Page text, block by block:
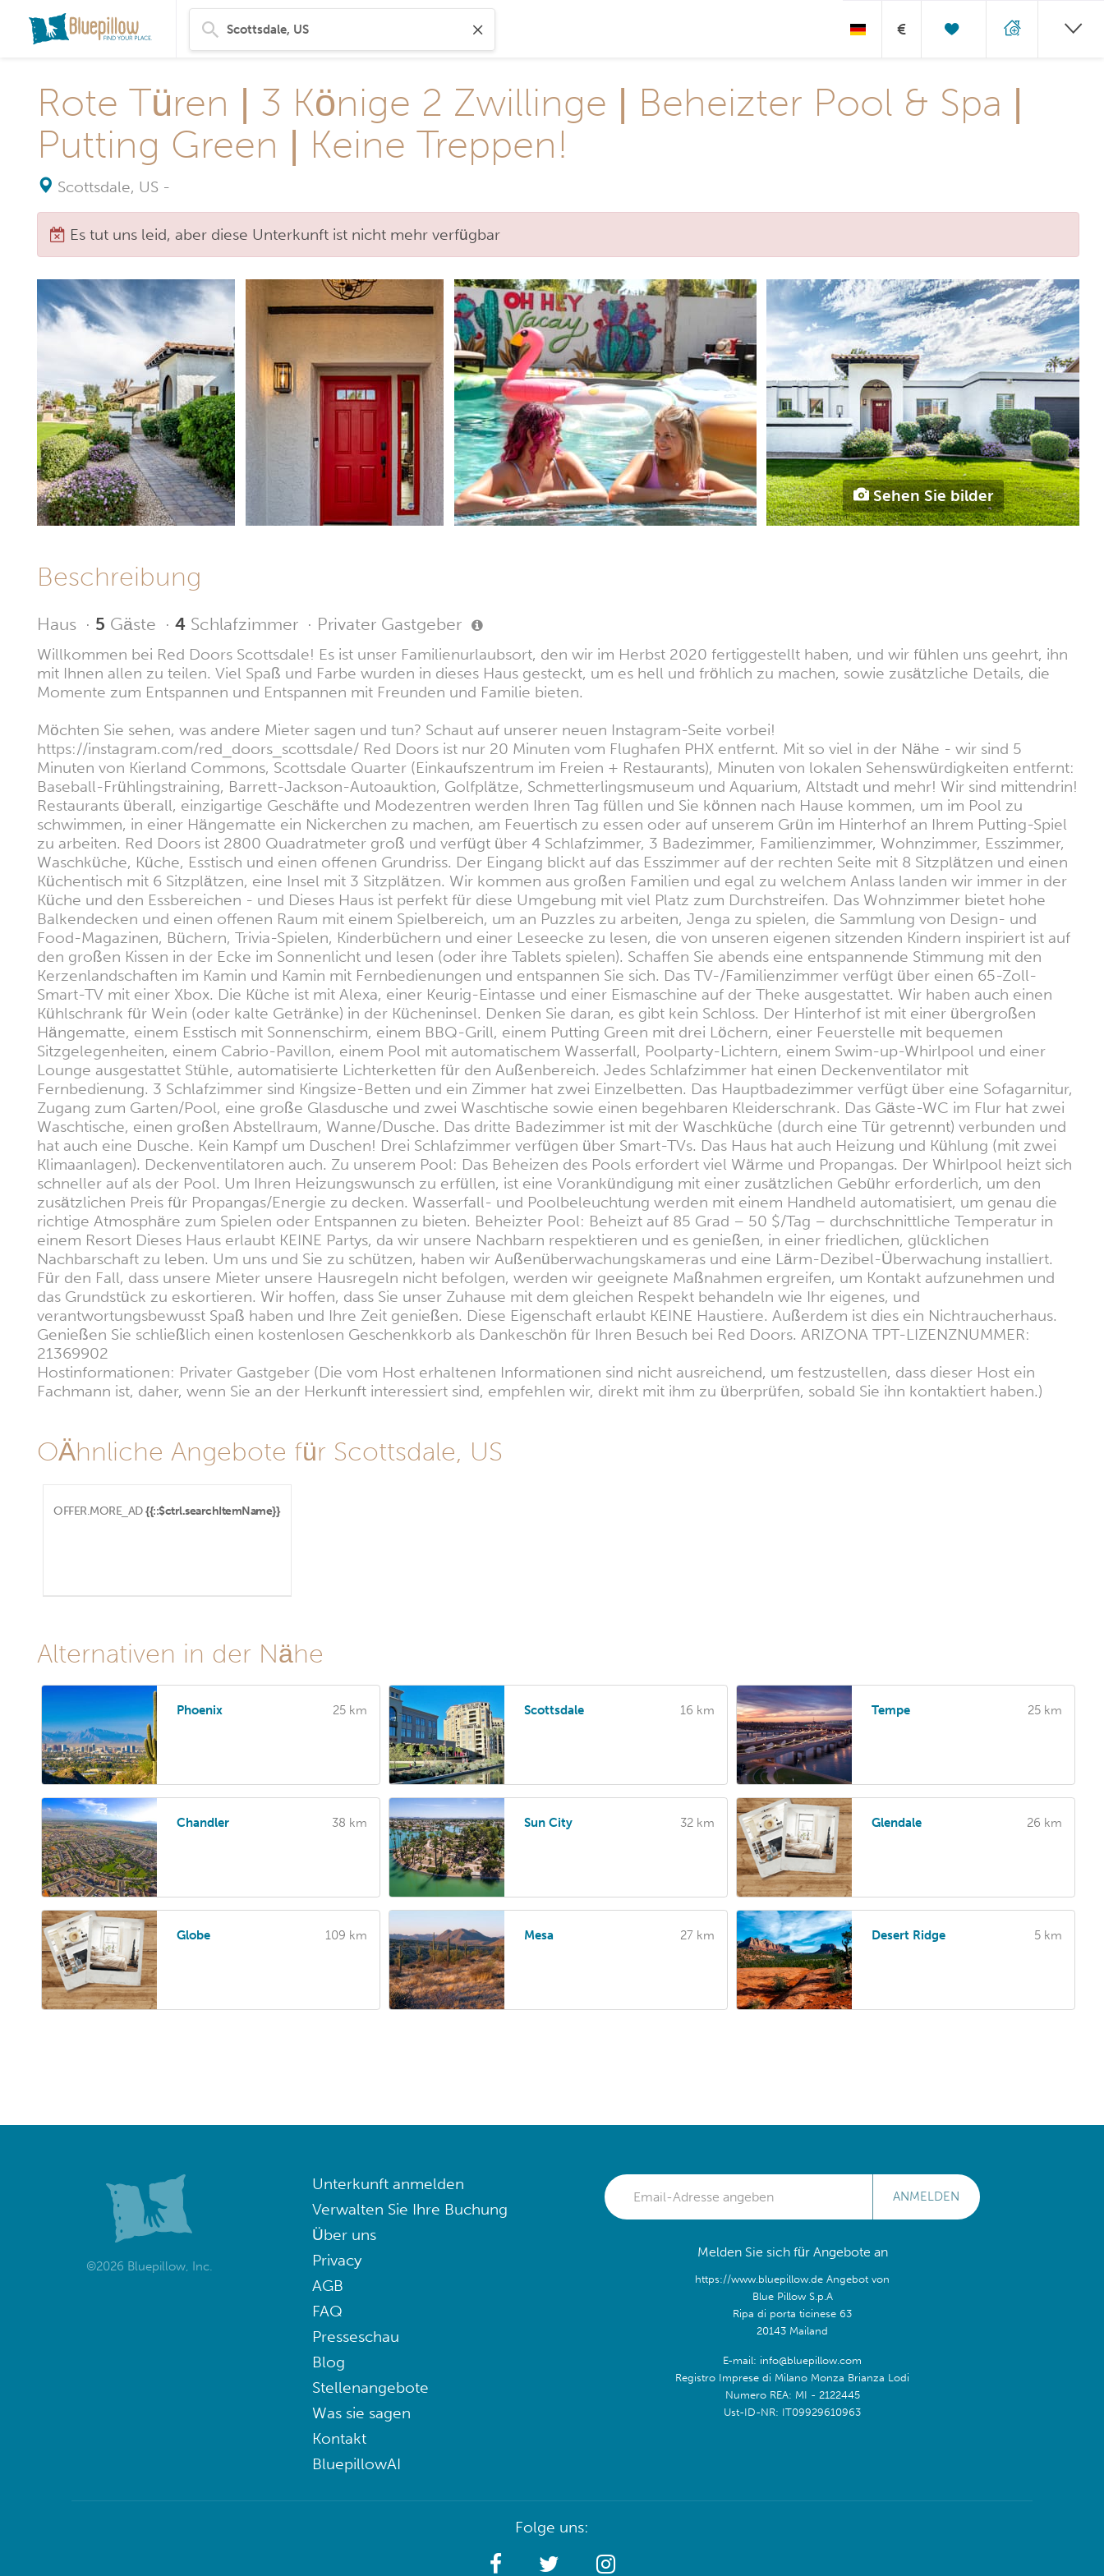
€
Rote Türen | 3 Könige 2 Zwillinge | Beheizter Pool & Spa |
Putting Green | Keine Treppen!
Scottsdale, US -
Es tut uns leid, aber diese Unterkunft ist nicht mehr verfügbar
Sehen Sie bilder
Beschreibung
Haus · 5 Gäste · 4 Schlafzimmer · Privater Gastgeber
Willkommen bei Red Doors Scottsdale! Es ist unser Familienurlaubsort, den wir im Herbst 2020 fertiggestellt haben, und wir fühlen uns geehrt, ihn
mit Ihnen allen zu teilen. Viel Spaß und Farbe wurden in dieses Haus gesteckt, um es hell und fröhlich zu machen, sowie zusätzliche Details, die
Momente zum Entspannen und Entspannen mit Freunden und Familie bieten.
Möchten Sie sehen, was andere Mieter sagen und tun? Schaut auf unserer neuen Instagram-Seite vorbei!
https://instagram.com/red_doors_scottsdale/ Red Doors ist nur 20 Minuten vom Flughafen PHX entfernt. Mit so viel in der Nähe - wir sind 5
Minuten von Kierland Commons, Scottsdale Quarter (Einkaufszentrum im Freien + Restaurants), Minuten von lokalen Sehenswürdigkeiten entfernt:
Baseball-Frühlingstraining, Barrett-Jackson-Autoauktion, Golfplätze, Schmetterlingsmuseum und Aquarium, Altstadt und mehr! Wir sind mittendrin!
Restaurants überall, einzigartige Geschäfte und Modezentren werden Ihren Tag füllen und Sie können nach Hause kommen, um im Pool zu
schwimmen, in einer Hängematte ein Nickerchen zu machen, am Feuertisch zu essen oder auf unserem Grün im Hinterhof an Ihrem Putting-Spiel
zu arbeiten. Red Doors ist 2800 Quadratmeter groß und verfügt über 4 Schlafzimmer, 3 Badezimmer, Familienzimmer, Wohnzimmer, Esszimmer,
Waschküche, Küche, Esstisch und einen offenen Grundriss. Der Eingang blickt auf das Esszimmer auf der rechten Seite mit 8 Sitzplätzen und einen
Küchentisch mit 6 Sitzplätzen, eine Insel mit 3 Sitzplätzen. Wir kommen aus großen Familien und egal zu welchem Anlass landen wir immer in der
Küche und den Essbereichen - und Dieses Haus ist perfekt für diese Umgebung mit viel Platz zum Durchstreifen. Das Wohnzimmer bietet hohe
Balkendecken und einen offenen Raum mit einem Spielbereich, um an Puzzles zu arbeiten, Jenga zu spielen, die Sammlung von Design- und
Food-Magazinen, Büchern, Trivia-Spielen, Kinderbüchern und einer Leseecke zu lesen, die von unseren eigenen sitzenden Kindern inspiriert ist auf
den großen Kissen in der Ecke im Sonnenlicht und lesen (oder ihre Tablets spielen). Schaffen Sie abends eine entspannende Stimmung mit den
Kerzenlandschaften im Kamin und Kamin mit Fernbedienungen und entspannen Sie sich. Das TV-/Familienzimmer verfügt über einen 65-Zoll-
Smart-TV mit einer Xbox. Die Küche ist mit Alexa, einer Keurig-Eintasse und einer Eismaschine auf der Theke ausgestattet. Wir haben auch einen
Kühlschrank für Wein (oder kalte Getränke) in der Kücheninsel. Denken Sie daran, es gibt kein Schloss. Der Hinterhof ist mit einer übergroßen
Hängematte, einem Esstisch mit Sonnenschirm, einem BBQ-Grill, einem Putting Green mit drei Löchern, einer Feuerstelle mit bequemen
Sitzgelegenheiten, einem Cabrio-Pavillon, einem Pool mit automatischem Wasserfall, Poolparty-Lichtern, einem Swim-up-Whirlpool und einer
Lounge ausgestattet Stühle, automatisierte Lichterketten für den Außenbereich. Jedes Schlafzimmer hat einen Deckenventilator mit
Fernbedienung. 3 Schlafzimmer sind Kingsize-Betten und ein Zimmer hat zwei Einzelbetten. Das Hauptbadezimmer verfügt über eine Sofagarnitur,
Zugang zum Garten/Pool, eine große Glasdusche und zwei Waschtische sowie einen begehbaren Kleiderschrank. Das Gäste-WC im Flur hat zwei
Waschtische, einen großen Abstellraum, Wanne/Dusche. Das dritte Badezimmer ist mit der Waschküche (durch eine Tür getrennt) verbunden und
hat auch eine Dusche. Kein Kampf um Duschen! Drei Schlafzimmer verfügen über Smart-TVs. Das Haus hat auch Heizung und Kühlung (mit zwei
Klimaanlagen). Deckenventilatoren auch. Zu unserem Pool: Das Beheizen des Pools erfordert viel Wärme und Propangas. Der Whirlpool heizt sich
schneller auf als der Pool. Um Ihren Heizungswunsch zu erfüllen, ist eine Vorankündigung mit einer zusätzlichen Gebühr erforderlich, um den
zusätzlichen Preis für Propangas/Energie zu decken. Wasserfall- und Poolbeleuchtung werden mit einem Handheld automatisiert, um genau die
richtige Atmosphäre zum Spielen oder Entspannen zu bieten. Beheizter Pool: Beheizt auf 85 Grad – 50 $/Tag – durchschnittliche Temperatur in
einem Resort Dieses Haus erlaubt KEINE Partys, da wir unsere Nachbarn respektieren und es genießen, in einer friedlichen, glücklichen
Nachbarschaft zu leben. Um uns und Sie zu schützen, haben wir Außenüberwachungskameras und eine Lärm-Dezibel-Überwachung installiert.
Für den Fall, dass unsere Mieter unsere Hausregeln nicht befolgen, werden wir geeignete Maßnahmen ergreifen, um Kontakt aufzunehmen und
das Grundstück zu eskortieren. Wir hoffen, dass Sie unser Zuhause mit dem gleichen Respekt behandeln wie Ihr eigenes, und
verantwortungsbewusst Spaß haben und Ihre Zeit genießen. Diese Eigenschaft erlaubt KEINE Haustiere. Außerdem ist dies ein Nichtraucherhaus.
Genießen Sie schließlich einen kostenlosen Geschenkkorb als Dankeschön für Ihren Besuch bei Red Doors. ARIZONA TPT-LIZENZNUMMER:
21369902
Hostinformationen: Privater Gastgeber (Die vom Host erhaltenen Informationen sind nicht ausreichend, um festzustellen, dass dieser Host ein
Fachmann ist, daher, wenn Sie an der Herkunft interessiert sind, empfehlen wir, direkt mit ihm zu überprüfen, sobald Sie ihn kontaktiert haben.)
OÄhnliche Angebote für Scottsdale, US
OFFER.MORE_AD {{::$ctrl.searchItemName}}
Alternativen in der Nähe
Phoenix 25 km Scottsdale 16 km Tempe 25 km
Chandler 38 km Sun City 32 km Glendale 26 km
Globe 109 km Mesa 27 km Desert Ridge 5 km
©2026 Bluepillow, Inc.
Unterkunft anmelden
Verwalten Sie Ihre Buchung
Über uns
Privacy
AGB
FAQ
Presseschau
Blog
Stellenangebote
Was sie sagen
Kontakt
BluepillowAI
ANMELDEN
Melden Sie sich für Angebote an
https://www.bluepillow.de Angebot von
Blue Pillow S.p.A
Ripa di porta ticinese 63
20143 Mailand
E-mail: info@bluepillow.com
Registro Imprese di Milano Monza Brianza Lodi
Numero REA: MI - 2122445
Ust-ID-NR: IT09929610963
Folge uns: